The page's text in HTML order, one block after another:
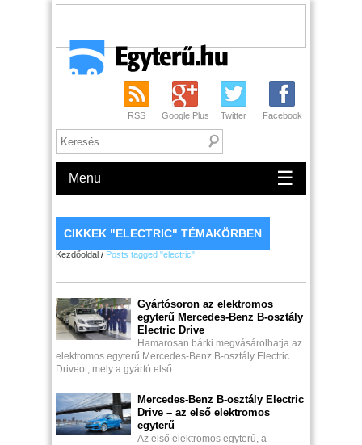
RSS Google Plus Twitter Facebook
Menu ☰
CIKKEK "ELECTRIC" TÉMAKÖRBEN
Kezdőoldal / Posts tagged "electric"
Gyártósoron az elektromos
egyterű Mercedes-Benz B-osztály
Electric Drive
Hamarosan bárki megvásárolhatja az
elektromos egyterű Mercedes-Benz B-osztály Electric
Driveot, mely a gyártó első...
Mercedes-Benz B-osztály Electric
Drive – az első elektromos
egyterű
Az első elektromos egyterű, a